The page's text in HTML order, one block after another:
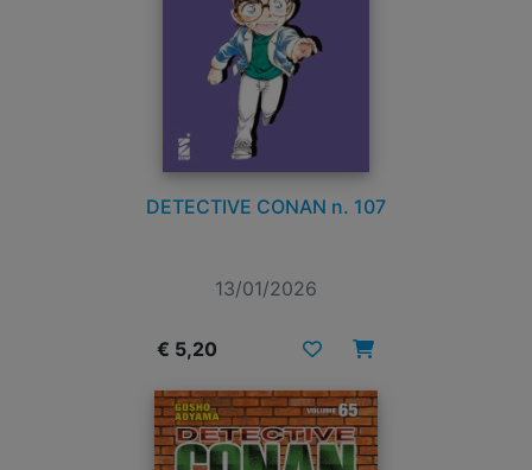
DETECTIVE CONAN n. 107
13/01/2026
€ 5,20